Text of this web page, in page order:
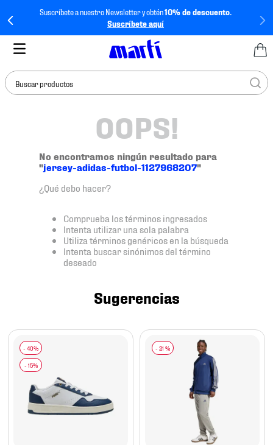
Suscríbete a nuestro Newsletter y obtén10% de descuento.
Suscríbete aquí
Buscar productos
OOPS!
No encontramos ningún resultado para
"jersey-adidas-futbol-1127968207"
¿Qué debo hacer?
Comprueba los términos ingresados
Intenta utilizar una sola palabra
Utiliza términos genéricos en la búsqueda
Intenta buscar sinónimos del término
deseado
Sugerencias
- 21 %
tenis mujer
tenis hombre
tenis
tenis futbol
mochila
10. tenis nike